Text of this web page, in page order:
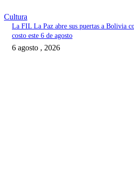
Cultura
La FIL La Paz abre sus puertas a Bolivia
costo este 6 de agosto
6 agosto , 2026